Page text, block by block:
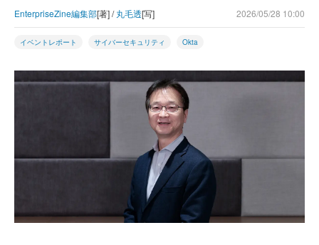
EnterpriseZine編集部[著] /丸毛透[写] 2026/05/28 10:00
イベントレポート サイバーセキュリティ Okta